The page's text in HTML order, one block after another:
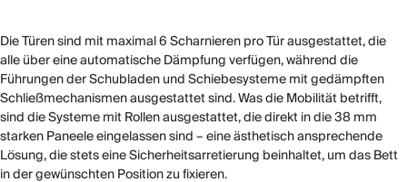
Die Türen sind mit maximal 6 Scharnieren pro Tür ausgestattet, die
alle über eine automatische Dämpfung verfügen, während die
Führungen der Schubladen und Schiebesysteme mit gedämpften
Schließmechanismen ausgestattet sind. Was die Mobilität betrifft,
sind die Systeme mit Rollen ausgestattet, die direkt in die 38 mm
starken Paneele eingelassen sind – eine ästhetisch ansprechende
Lösung, die stets eine Sicherheitsarretierung beinhaltet, um das Bett
in der gewünschten Position zu fixieren.